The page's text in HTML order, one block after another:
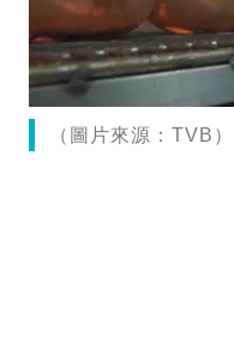
（圖片來源：TVB）